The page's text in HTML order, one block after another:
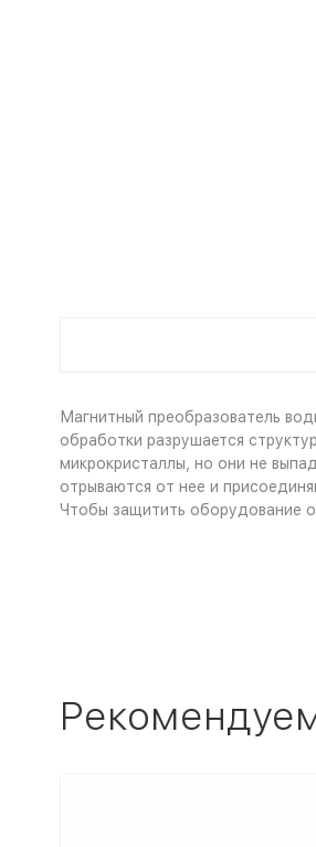
Магнитный преобразователь
обработки разрушается
микрокристаллы, но они не
отрываются от нее и
Чтобы защитить оборудование